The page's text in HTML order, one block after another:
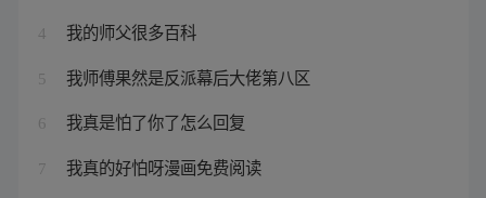
4 我的师父很多百科
5 我师傅果然是反派幕后大佬第八区
6 我真是怕了你了怎么回复
7 我真的好怕呀漫画免费阅读